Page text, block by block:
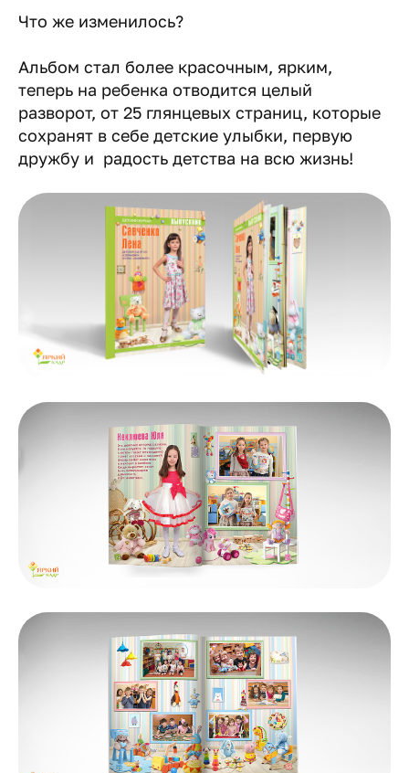
Что же изменилось?
Альбом стал более красочным, ярким,
теперь на ребенка отводится целый
разворот, от 25 глянцевых страниц, которые
сохранят в себе детские улыбки, первую
дружбу и радость детства на всю жизнь!